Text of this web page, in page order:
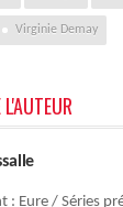
Virginie Demay
: Eure / Séries